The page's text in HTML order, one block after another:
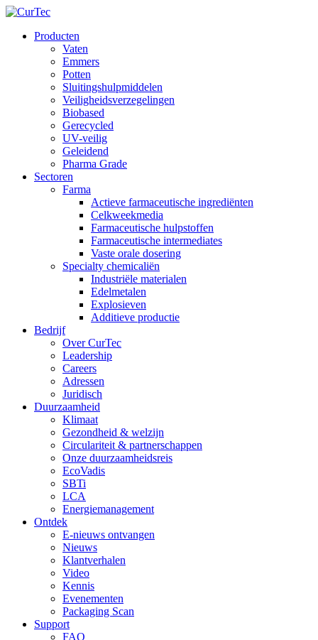
Producten
Vaten
Emmers
Potten
Sluitingshulpmiddelen
Veiligheidsverzegelingen
Biobased
Gerecycled
UV-veilig
Geleidend
Pharma Grade
Sectoren
Farma
Actieve farmaceutische ingrediënten
Celkweekmedia
Farmaceutische hulpstoffen
Farmaceutische intermediates
Vaste orale dosering
Specialty chemicaliën
Industriële materialen
Edelmetalen
Explosieven
Additieve productie
Bedrijf
Over CurTec
Leadership
Careers
Adressen
Juridisch
Duurzaamheid
Klimaat
Gezondheid & welzijn
Circulariteit & partnerschappen
Onze duurzaamheidsreis
EcoVadis
SBTi
LCA
Energiemanagement
Ontdek
E-nieuws ontvangen
Nieuws
Klantverhalen
Video
Kennis
Evenementen
Packaging Scan
Support
FAQ